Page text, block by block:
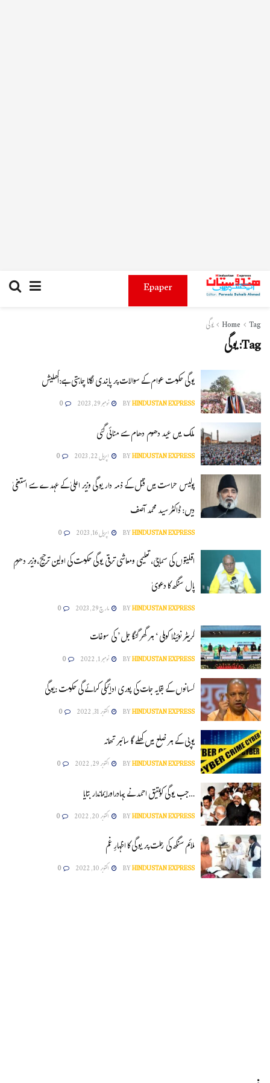
Epaper
Home Tag یوگی
Tag:یوگی
یوگی حکومت عوام کے سوالات پر پابندی لگانا چاہتی ہے:اکھلیش
BYHINDUSTAN EXPRESS نومبر 29, 2023 0
ملک میں عید دھوم دھام سے منائی گئی
BYHINDUSTAN EXPRESS اپریل 22, 2023 0
پولیس حراست میں قتل کے ذمہ دار یوگی وزیر اعلیٰ کے عہدے سے استعفیٰ
دیں: ڈاکٹر سید محمد آصف
BYHINDUSTAN EXPRESS اپریل 16, 2023 0
اقلیتوں کی سماجی، تعلیمی ومعاشی ترقی یوگی حکومت کی اولین ترجیح،وزیر دھرم
پال سنگھ کا دعویٰ
BYHINDUSTAN EXPRESS مارچ 29, 2023 0
گریٹر نوئیڈا کوملی ‘ ہر گھر گنگا جل’ کی سوغات
BYHINDUSTAN EXPRESS نومبر 1, 2022 0
کسانوں کے بقایہ جات کی پوری ادائیگی کرائے گی حکومت :یوگی
BYHINDUSTAN EXPRESS اکتوبر 31, 2022 0
یوپی کے ہر ضلع میں کھلے گا سائبر تھانہ
BYHINDUSTAN EXPRESS اکتوبر 29, 2022 0
…جب یوگی کوعتیق احمد نے بہادراورایماندار بتایا
BYHINDUSTAN EXPRESS اکتوبر 20, 2022 0
ملائم سنگھ کی رحلت پر یوگی کا اظہارِ غم
BYHINDUSTAN EXPRESS اکتوبر 10, 2022 0